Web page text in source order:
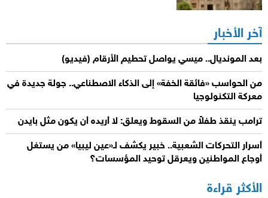
آخر الأخبار
بعد المونديال.. ميسي يواصل تحطيم الأرقام (فيديو)
من الحواسب «فائقة الخفة» إلى الذكاء الاصطناعي.. جولة جديدة في
معركة التكنولوجيا
ترامب ينقذ طفلاً من السقوط ويعلق: لا أريده أن يكون مثل بايدن
أسرار التحركات الشعبية.. خبير يكشف لـ«عين ليبيا» من يستغل
أوجاع المواطنين ويعرقل توحيد المؤسسات؟
الأكثر قراءة